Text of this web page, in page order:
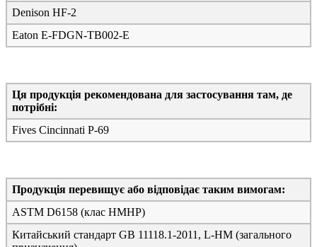
Denison HF-2
Eaton E-FDGN-TB002-E
Ця продукція рекомендована для застосування там, де
потрібні:
Fives Cincinnati P-69
Продукція перевищує або відповідає таким вимогам:
ASTM D6158 (клас HMHP)
Китайський стандарт GB 11118.1-2011, L-HM (загального